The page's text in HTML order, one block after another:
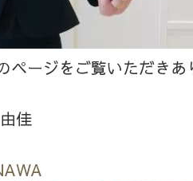
ページをご覧いただき
佳